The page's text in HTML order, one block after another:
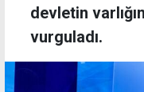
devletin
vurguladı.